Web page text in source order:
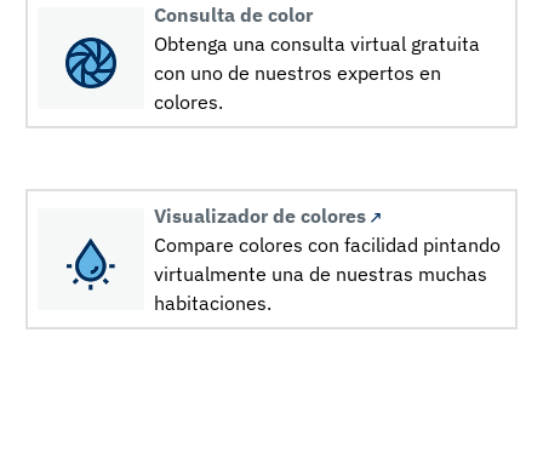
Consulta de color
Obtenga una consulta virtual gratuita
con uno de nuestros expertos en
colores.
Visualizador de colores
Compare colores con facilidad pintando
virtualmente una de nuestras muchas
habitaciones.